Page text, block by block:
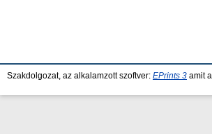
Szakdolgozat, az alkalamzott szoftver: EPrints 3 amit a